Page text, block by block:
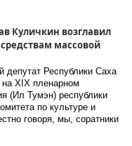
Куличкин возглавил
массовой
депутат Республики Саха
XIX пленарном
(Ил Тумэн) республики
по культуре и
говоря, мы, соратники